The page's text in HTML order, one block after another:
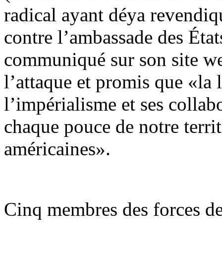
radical ayant déya
contre l’ambassade des
communiqué sur son site
l’attaque et promis que «la
l’impérialisme et ses
chaque pouce de notre
américaines».
Cinq membres des forces